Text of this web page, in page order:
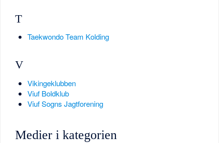
T
Taekwondo Team Kolding
V
Vikingeklubben
Viuf Boldklub
Viuf Sogns Jagtforening
Medier i kategorien